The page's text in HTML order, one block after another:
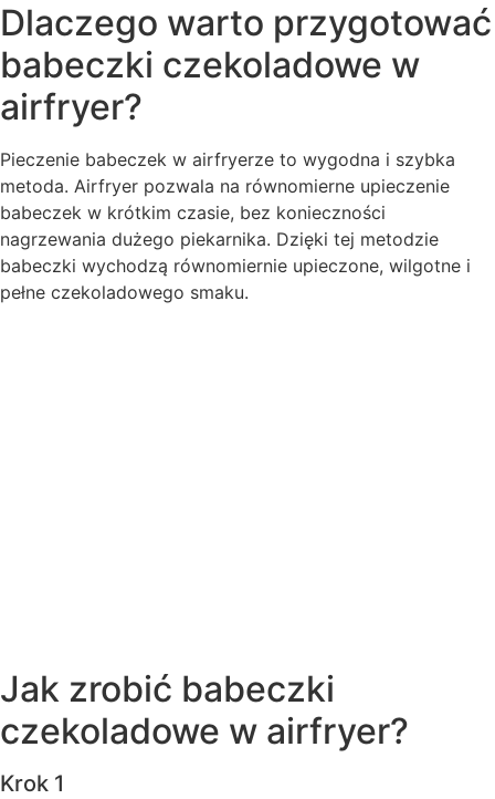
Dlaczego warto przygotować
babeczki czekoladowe w
airfryer?
Pieczenie babeczek w airfryerze to wygodna i szybka
metoda. Airfryer pozwala na równomierne upieczenie
babeczek w krótkim czasie, bez konieczności
nagrzewania dużego piekarnika. Dzięki tej metodzie
babeczki wychodzą równomiernie upieczone, wilgotne i
pełne czekoladowego smaku.
Jak zrobić babeczki
czekoladowe w airfryer?
Krok 1